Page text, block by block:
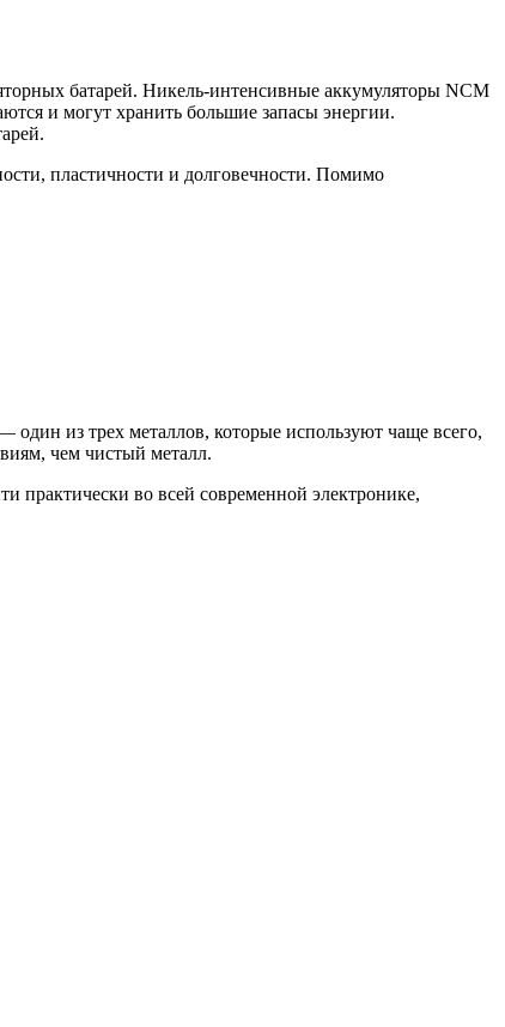
батарей. Никель-интенсивные аккумуляторы NCM
и могут хранить большие запасы энергии.
пластичности и долговечности. Помимо
из трех металлов, которые используют чаще всего,
чем чистый металл.
во всей современной электронике,